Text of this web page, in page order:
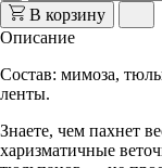
В корзину
Описание
Состав: мимоза,
ленты.
Знаете, чем пахнет
харизматичные